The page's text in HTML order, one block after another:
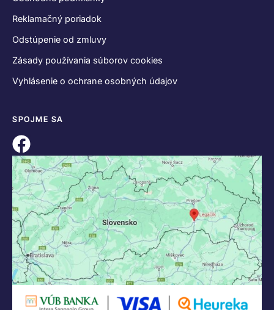
KONTAKT
+421 55 622 23 18
+421 907 919 608
legacik@legacik.sk
Legáčik s.r.o
Hrnčiarska 2/A
04001 Košice
Slovenská Republika